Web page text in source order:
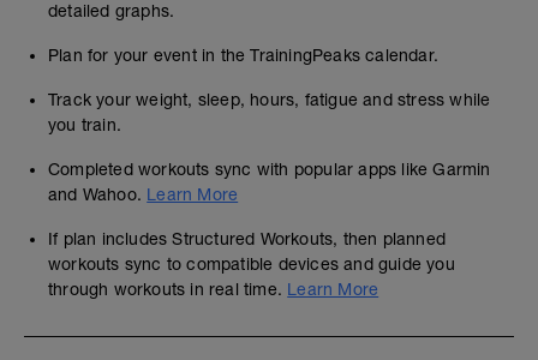
detailed graphs.
Plan for your event in the TrainingPeaks calendar.
Track your weight, sleep, hours, fatigue and stress while
you train.
Completed workouts sync with popular apps like Garmin
and Wahoo. Learn More
If plan includes Structured Workouts, then planned
workouts sync to compatible devices and guide you
through workouts in real time. Learn More